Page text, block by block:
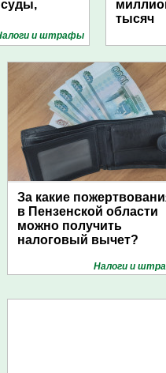
суды,
и штрафы
тысяч
За какие
в Пензенской области
можно получить
налоговый вычет?
Налоги и